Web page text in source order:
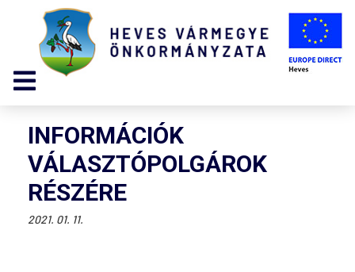
INFORMÁCIÓK
VÁLASZTÓPOLGÁROK
RÉSZÉRE
2021. 01. 11.